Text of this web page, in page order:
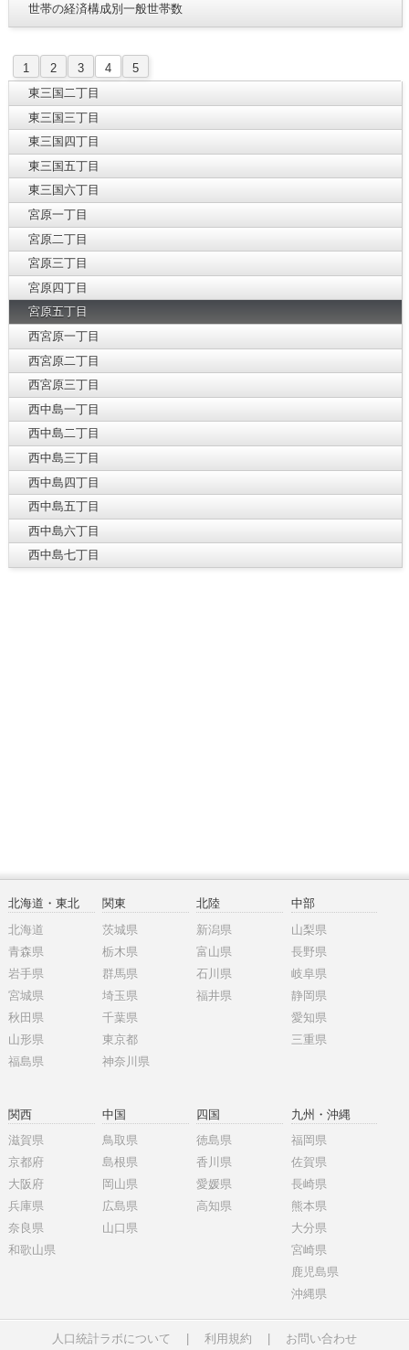
世帯の経済構成別一般世帯数
1 2 3 4
5
東三国二丁目
東三国三丁目
東三国四丁目
東三国五丁目
東三国六丁目
宮原一丁目
宮原二丁目
宮原三丁目
宮原四丁目
宮原五丁目
西宮原一丁目
西宮原二丁目
西宮原三丁目
西中島一丁目
西中島二丁目
西中島三丁目
西中島四丁目
西中島五丁目
西中島六丁目
西中島七丁目
北海道・東北
北海道
青森県
岩手県
宮城県
秋田県
山形県
福島県
関東
茨城県
栃木県
群馬県
埼玉県
千葉県
東京都
神奈川県
北陸
新潟県
富山県
石川県
福井県
中部
山梨県
長野県
岐阜県
静岡県
愛知県
三重県
関西
滋賀県
京都府
大阪府
兵庫県
奈良県
和歌山県
中国
鳥取県
島根県
岡山県
広島県
山口県
四国
徳島県
香川県
愛媛県
高知県
九州・沖縄
福岡県
佐賀県
長崎県
熊本県
大分県
宮崎県
鹿児島県
沖縄県
人口統計ラボについて 利用規約 お問い合わせ